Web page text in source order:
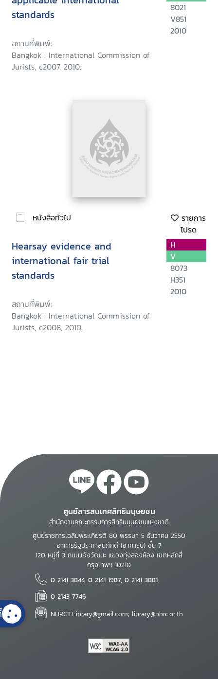
standards
สถานที่พิมพ์:
Bangkok : International Commission of
Jurists, c2007, 2010.
8021
V851
2010
หนังสือทั่วไป
รายการ
โปรด
Hearsay evidence and
international fair trial
standards
สถานที่พิมพ์:
Bangkok : International Commission of
Jurists, c2008, 2010.
H
V
8073
H351
2010
ศูนย์สารสนเทศสิทธิมนุษยชน
สำนักงานคณะกรรมการสิทธิมนุษยชนแห่งชาติ
ศูนย์ราชการเฉลิมพระเกียรติ 80 พรรษา 5 ธันวาคม 2550
อาคารรัฐประศาสนภักดี (อาคารบี) ชั้น 7
120 หมู่ที่ 3 ถนนแจ้งวัฒนะ แขวงทุ่งสองห้อง เขตหลักสี่
กรุงเทพฯ 10210
0 2141 3844, 0 2141 1987, 0 2141 3881
0 2143 7746
NHRCT.Library@gmail.com; library@nhrc.or.th